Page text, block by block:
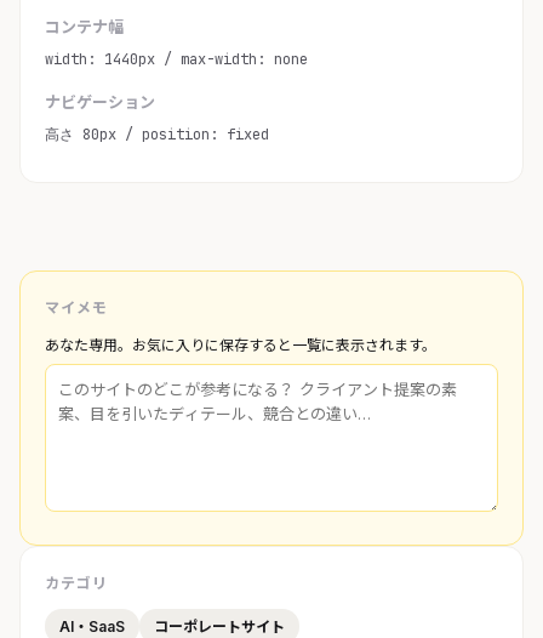
コンテナ幅
width: 1440px / max-width: none
ナビゲーション
高さ 80px / position: fixed
マイメモ
あなた専用。お気に入りに保存すると一覧に表示されます。
カテゴリ
AI・SaaS コーポレートサイト